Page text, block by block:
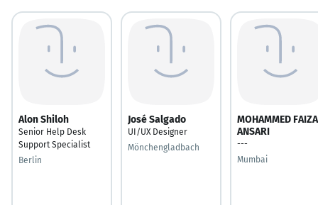
Alon Shiloh
Senior Help Desk
Support Specialist
Berlin
José Salgado
UI/UX Designer
Mönchengladbach
MOHAMMED
ANSARI
---
Mumbai